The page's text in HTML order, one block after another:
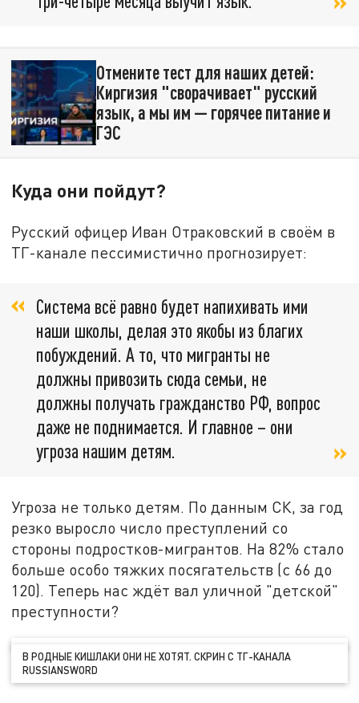
Отмените тест для наших детей:
Киргизия "сворачивает" русский
язык, а мы им — горячее питание и
ГЭС
Куда они пойдут?
Русский офицер Иван Отраковский в своём в
ТГ-канале пессимистично прогнозирует:
Система всё равно будет напихивать ими
наши школы, делая это якобы из благих
побуждений. А то, что мигранты не
должны привозить сюда семьи, не
должны получать гражданство РФ, вопрос
даже не поднимается. И главное – они
угроза нашим детям.
Угроза не только детям. По данным СК, за год
резко выросло число преступлений со
стороны подростков-мигрантов. На 82% стало
больше особо тяжких посягательств (с 66 до
120). Теперь нас ждёт вал уличной "детской"
преступности?
В РОДНЫЕ КИШЛАКИ ОНИ НЕ ХОТЯТ. СКРИН С ТГ-КАНАЛА
RUSSIANSWORD